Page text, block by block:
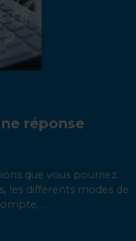
réponse
que vous pourriez
les différents modes de
...